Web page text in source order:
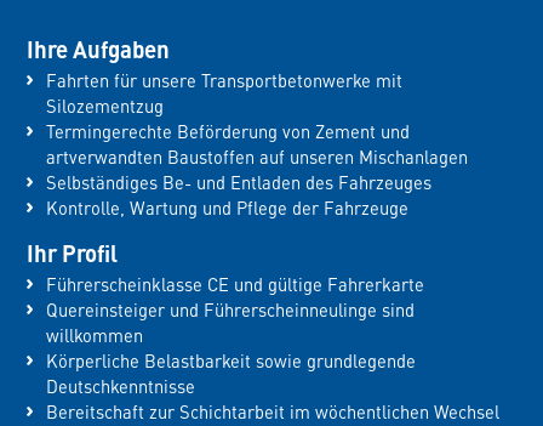
Ihre Aufgaben
Fahrten für unsere Transportbetonwerke mit
Silozementzug
Termingerechte Beförderung von Zement und
artverwandten Baustoffen auf unseren Mischanlagen
Selbständiges Be- und Entladen des Fahrzeuges
Kontrolle, Wartung und Pflege der Fahrzeuge
Ihr Profil
Führerscheinklasse CE und gültige Fahrerkarte
Quereinsteiger und Führerscheinneulinge sind
willkommen
Körperliche Belastbarkeit sowie grundlegende
Deutschkenntnisse
Bereitschaft zur Schichtarbeit im wöchentlichen Wechsel